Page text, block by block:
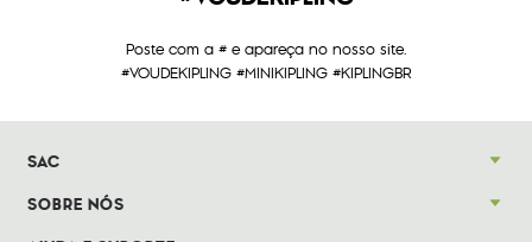
Poste com a # e apareça no nosso site.
#VOUDEKIPLING #MINIKIPLING #KIPLINGBR
SAC
SOBRE NÓS